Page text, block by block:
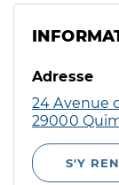
Adresse
24 Avenue
29000
S'Y